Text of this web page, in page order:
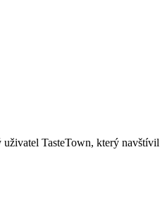
TasteTown, který navštívil